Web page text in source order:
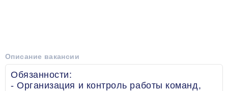
Описание вакансии
Обязанности:
- Организация и контроль работы команд,